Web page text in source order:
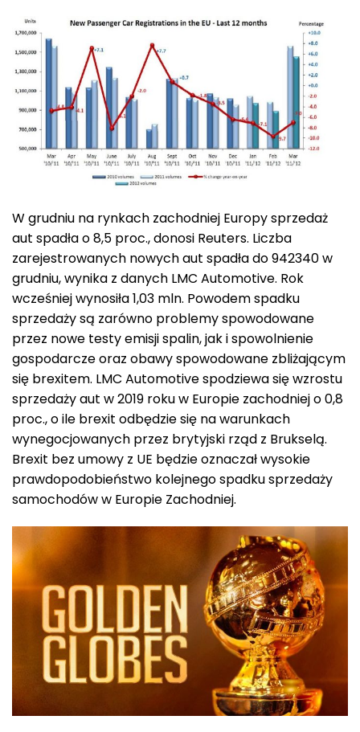
W grudniu na rynkach zachodniej Europy sprzedaż
aut spadła o 8,5 proc., donosi Reuters. Liczba
zarejestrowanych nowych aut spadła do 942340 w
grudniu, wynika z danych LMC Automotive. Rok
wcześniej wynosiła 1,03 mln. Powodem spadku
sprzedaży są zarówno problemy spowodowane
przez nowe testy emisji spalin, jak i spowolnienie
gospodarcze oraz obawy spowodowane zbliżającym
się brexitem. LMC Automotive spodziewa się wzrostu
sprzedaży aut w 2019 roku w Europie zachodniej o 0,8
proc., o ile brexit odbędzie się na warunkach
wynegocjowanych przez brytyjski rząd z Brukselą.
Brexit bez umowy z UE będzie oznaczał wysokie
prawdopodobieństwo kolejnego spadku sprzedaży
samochodów w Europie Zachodniej.